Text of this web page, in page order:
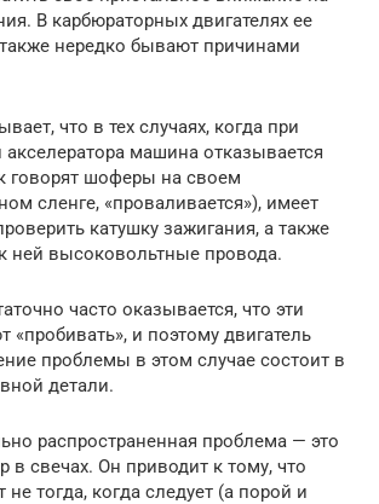
В карбюраторных двигателях ее
нередко бывают причинами
что в тех случаях, когда при
машина отказывается
говорят шоферы на своем
сленге, «проваливается»), имеет
катушку зажигания, а также
ней высоковольтные провода.
часто оказывается, что эти
«пробивать», и поэтому двигатель
проблемы в этом случае состоит в
детали.
распространенная проблема — это
в свечах. Он приводит к тому, что
не тогда, когда следует (а порой и